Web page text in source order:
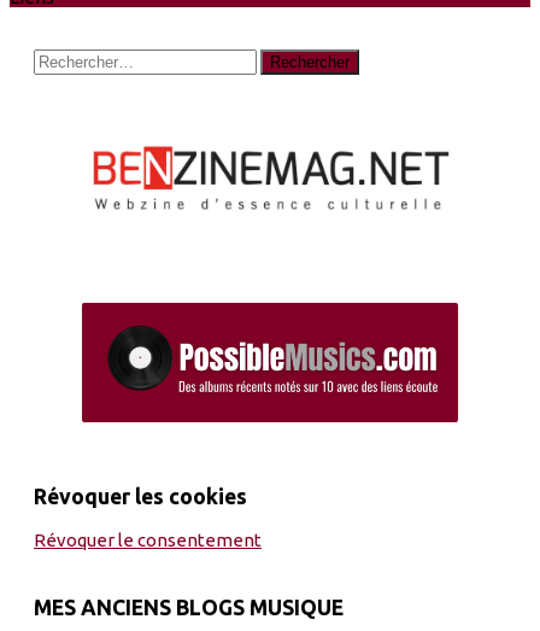
Rechercher :
Révoquer les cookies
Révoquer le consentement
MES ANCIENS BLOGS MUSIQUE